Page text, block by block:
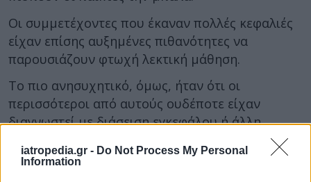
iatropedia.gr - Do Not Process My Personal
Information
Οι συμμετέχοντες που έκαναν πολλές κεφαλιές
είχαν επίσης αυξημένες πιθανότητες να
παρουσιάζουν φτωχή λεκτική μάθηση.
Το πιο ανησυχητικό, όμως, ήταν ότι οι
περισσότεροι από αυτούς ουδέποτε είχαν
διαγνωστεί με διάσειση εγκεφάλου ή άλλη
τραυματική κάκωση του κεφαλιού. Επομένως οι
αλλοιώσεις στον εγκέφαλο δεν χρειάζονται